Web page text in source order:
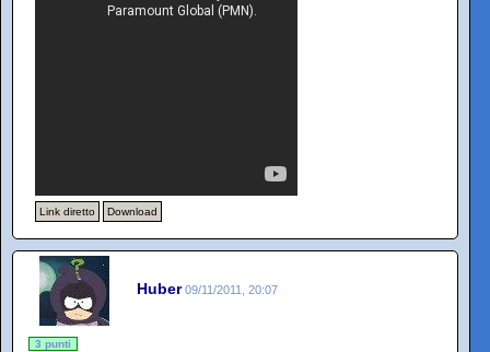
Link diretto Download
Huber 09/11/2011, 20:07
3 punti